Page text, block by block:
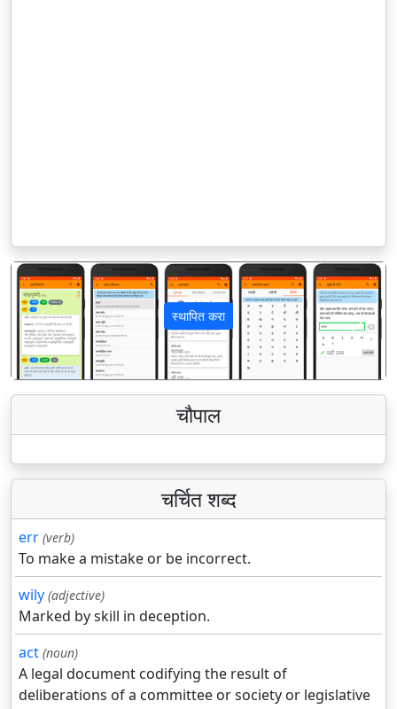
स्थापित करा
पिछला अगला
चौपाल
चर्चित शब्द
err (verb)
To make a mistake or be incorrect.
wily (adjective)
Marked by skill in deception.
act (noun)
A legal document codifying the result of
deliberations of a committee or society or legislative